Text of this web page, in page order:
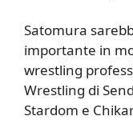
Satomura
importante in
wrestling
Wrestling di
Stardom e